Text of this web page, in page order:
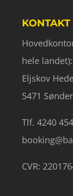
KONTAKT
hele landet):
Eljskov
5471
Tlf. 4240
CVR: